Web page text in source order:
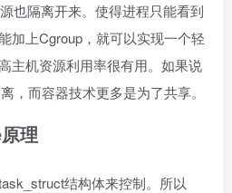
也隔离开来。使得进程只能看到
加上Cgroup，就可以实现一个轻
主机资源利用率很有用。如果说
，而容器技术更多是为了共享。
理
结构体来控制。所以